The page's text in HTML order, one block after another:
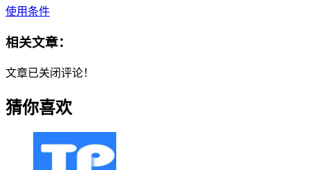
使用条件
相关文章：
文章已关闭评论！
猜你喜欢